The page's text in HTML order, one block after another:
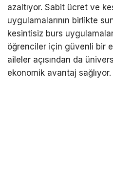
azaltıyor. Sabit ücret ve
uygulamalarının birlikte
kesintisiz burs
öğrenciler için güvenli bir
aileler açısından da
ekonomik avantaj sağlıyor.